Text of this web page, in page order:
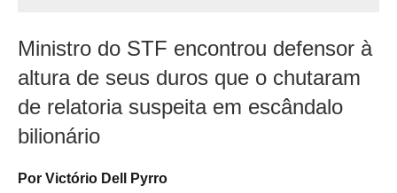
Ministro do STF encontrou defensor à
altura de seus duros que o chutaram
de relatoria suspeita em escândalo
bilionário
Por Victório Dell Pyrro